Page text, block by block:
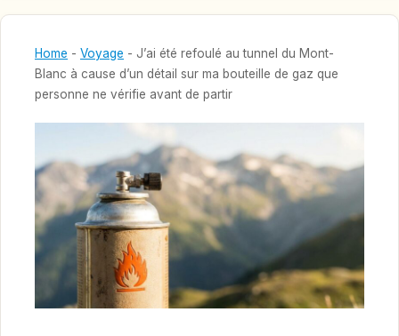
Home - Voyage - J’ai été refoulé au tunnel du Mont-
Blanc à cause d’un détail sur ma bouteille de gaz que
personne ne vérifie avant de partir